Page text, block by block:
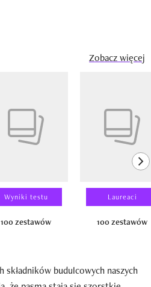
Zobacz więcej
Wyniki testu
100 zestawów
Laureaci
100 zestawów
składników budulcowych naszych